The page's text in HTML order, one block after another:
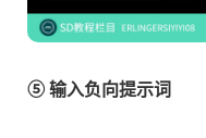
⑤ 输入负向提示词